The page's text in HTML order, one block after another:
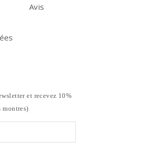
Avis
et recevez 10%
montres)